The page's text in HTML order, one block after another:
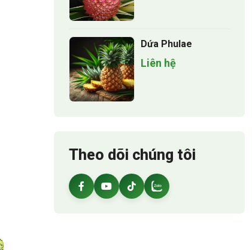
Dứa Phulae
Liên hệ
Theo dõi chúng tôi